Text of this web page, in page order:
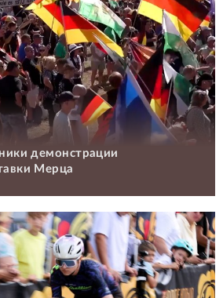
демонстрации
Мерца